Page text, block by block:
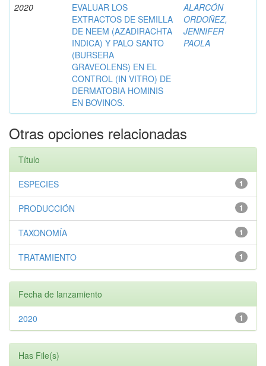
2020
EVALUAR LOS
EXTRACTOS DE SEMILLA
DE NEEM (AZADIRACHTA
INDICA) Y PALO SANTO
(BURSERA
GRAVEOLENS) EN EL
CONTROL (IN VITRO) DE
DERMATOBIA HOMINIS
EN BOVINOS.
ALARCÓN
ORDOÑEZ,
JENNIFER
PAOLA
Otras opciones relacionadas
Título
1
ESPECIES
1
PRODUCCIÓN
1
TAXONOMÍA
1
TRATAMIENTO
Fecha de lanzamiento
1
2020
Has File(s)